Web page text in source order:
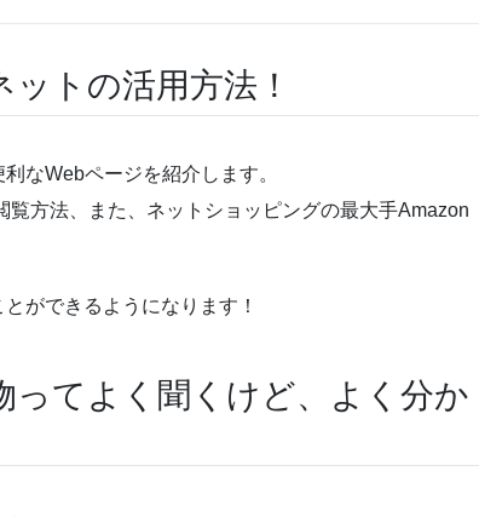
トの活用方法！
なWebページを紹介します。
方法、また、ネットショッピングの最大手Amazon
ができるようになります！
てよく聞くけど、よく分か